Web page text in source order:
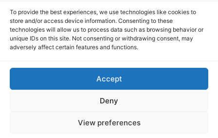
To provide the best experiences, we use technologies like cookies to
store and/or access device information. Consenting to these
technologies will allow us to process data such as browsing behavior or
unique IDs on this site. Not consenting or withdrawing consent, may
adversely affect certain features and functions.
Accept
Deny
View preferences
കൊല്ലം ജില്ലാ നേതൃത്വത്തിനെതിരെ
വിമർശനവുമായി സിപിഐ നേതാവ് കൊല്ലം മധു
രംഗത്ത്. പാർട്ടിയിൽRead more
ഹിജാബ് വിവാദം: സ്കൂളിൽ തുടരാൻ
താൽപര്യമില്ലെന്ന് വിദ്യാർത്ഥിനി; സർക്കാർ
സംരക്ഷണം നൽകുമെന്ന് മന്ത്രി വി.